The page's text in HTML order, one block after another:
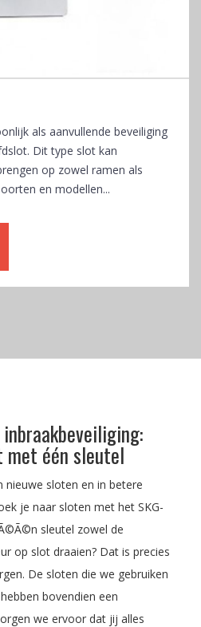
als aanvullende beveiliging
Dit type slot kan
op zowel ramen als
en modellen...
met één sleutel
nieuwe sloten en in betere
je naar sloten met het SKG-
sleutel zowel de
op slot draaien? Dat is precies
De sloten die we gebruiken
bovendien een
we ervoor dat jij alles